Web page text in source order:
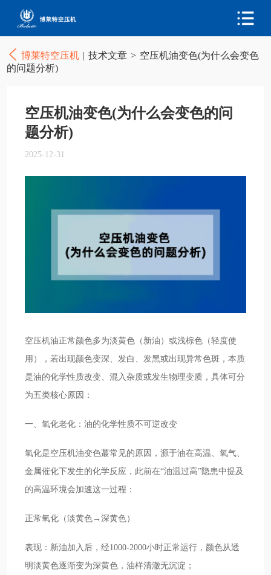
博莱特空压机 | 技术文章 > 空压机油变色(为什么会变色
的问题分析)
空压机油变色(为什么会变色的问
题分析)
2025-12-31
空压机油正常颜色多为淡黄色（新油）或浅棕色（轻度使
用），若出现颜色变深、发白、发黑或出现异常色斑，本质
是油的化学性质改变、混入杂质或发生物理变质，具体可分
为五类核心原因：
一、氧化老化：油的化学性质不可逆改变
氧化是空压机油变色蕞常见的原因，源于油在高温、氧气、
金属催化下发生的化学反应，此前在“油温过高”隐患中提及
的高温环境会加速这一过程：
正常氧化（淡黄色→深黄色）
表现：新油加入后，经1000-2000小时正常运行，颜色从透
明淡黄色逐渐变为深黄色，油样清澈无沉淀；